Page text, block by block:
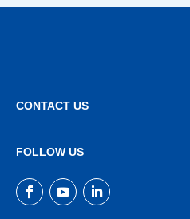
CONTACT US
FOLLOW US